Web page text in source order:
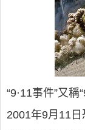
“9·11事件”又
2001年9月11